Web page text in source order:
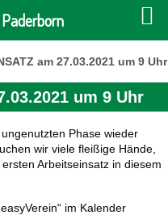
am 27.03.2021 um 9 Uhr
um 9 Uhr
Phase wieder
wir viele fleißige Hände,
Arbeitseinsatz in diesem
im Kalender